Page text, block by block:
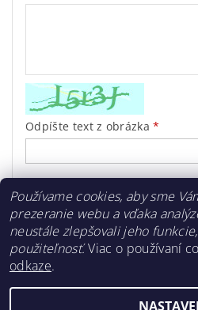
Odpíšte text z obrázka
Používame cookies, aby sme
prezeranie webu a vďaka
neustále zlepšovali jeho
použiteľnosť.Viac o používaní
odkaze.